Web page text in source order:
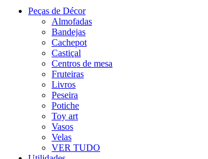
Peças de Décor
Almofadas
Bandejas
Cachepot
Castiçal
Centros de mesa
Fruteiras
Livros
Peseira
Potiche
Toy art
Vasos
Velas
VER TUDO